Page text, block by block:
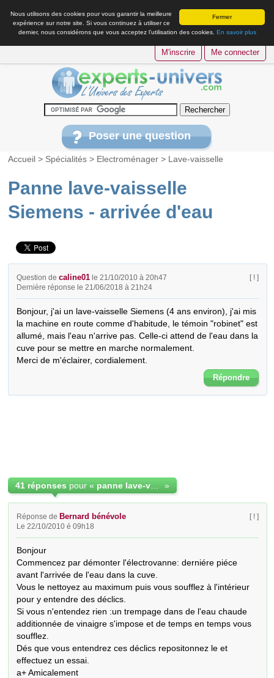
Fermer
Nous utilisons des cookies pour vous garantir la meilleure
expérience sur notre site. Si vous continuez à utiliser ce
dernier, nous considérons que vous acceptez l’utilisation des cookies. En savoir plus
M'inscrire Me connecter
Poser une question
Accueil > Spécialités > Electroménager > Lave-vaisselle
Panne lave-vaisselle
Siemens - arrivée d'eau
Question decaline01 le 21/10/2010 à 20h47
Dernière réponse le 21/06/2018 à 21h24
[ ! ]
Bonjour, j'ai un lave-vaisselle Siemens (4 ans environ), j'ai mis
la machine en route comme d'habitude, le témoin "robinet" est
allumé, mais l'eau n'arrive pas. Celle-ci attend de l'eau dans la
cuve pour se mettre en marche normalement.
Merci de m'éclairer, cordialement.
Répondre
41 réponses pour « »
Réponse de Bernard bénévole
Le 22/10/2010 é 09h18
[ ! ]
Bonjour
Commencez par démonter l'électrovanne: derniére piéce
avant l'arrivée de l'eau dans la cuve.
Vous le nettoyez au maximum puis vous soufflez à l'intérieur
pour y entendre des déclics.
Si vous n'entendez rien :un trempage dans de l'eau chaude
additionnée de vinaigre s'impose et de temps en temps vous
soufflez.
Dés que vous entendrez ces déclics repositonnez le et
effectuez un essai.
a+ Amicalement